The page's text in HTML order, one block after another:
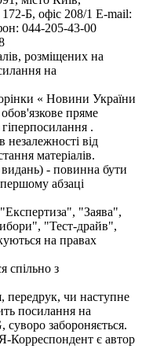
Б, офіс 208/1 E-mail:
044-205-43-00
розміщених на
на
« Новини України
пряме
.
від
матеріалів.
видань) - повинна бути
абзаці
"Заява",
"Тест-драйв",
на правах
спільно з
передрук, чи наступне
посилання на
забороняється.
Корреспондент є автор